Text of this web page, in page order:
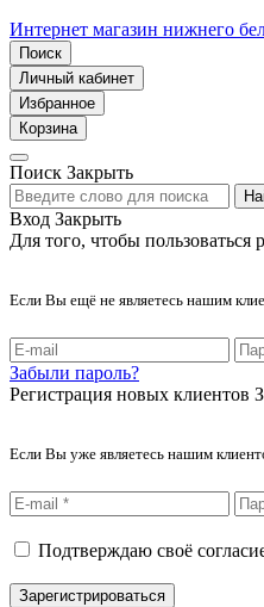
Интернет магазин нижнего
Поиск
Личный кабинет
Избранное
Корзина
Поиск Закрыть
Вход Закрыть
Для того, чтобы пользоваться
Если Вы ещё не являетесь нашим
Забыли пароль?
Регистрация новых клиентов
Если Вы уже являетесь нашим
Подтверждаю своё
Зарегистрироваться